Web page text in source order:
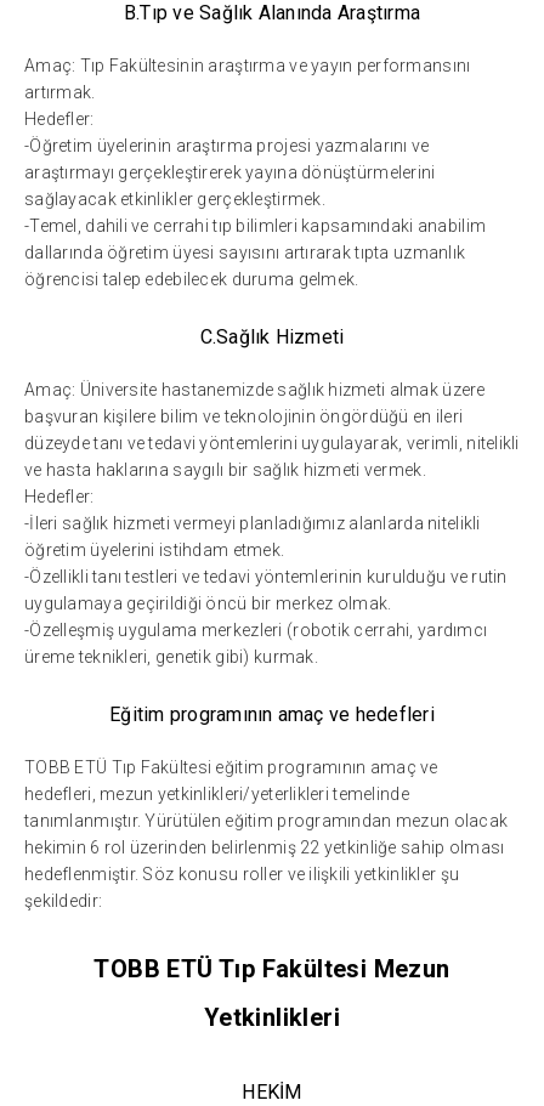
B.Tıp ve Sağlık Alanında Araştırma
Amaç: Tıp Fakültesinin araştırma ve yayın performansını
artırmak.
Hedefler:
-Öğretim üyelerinin araştırma projesi yazmalarını ve
araştırmayı gerçekleştirerek yayına dönüştürmelerini
sağlayacak etkinlikler gerçekleştirmek.
-Temel, dahili ve cerrahi tıp bilimleri kapsamındaki anabilim
dallarında öğretim üyesi sayısını artırarak tıpta uzmanlık
öğrencisi talep edebilecek duruma gelmek.
C.Sağlık Hizmeti
Amaç: Üniversite hastanemizde sağlık hizmeti almak üzere
başvuran kişilere bilim ve teknolojinin öngördüğü en ileri
düzeyde tanı ve tedavi yöntemlerini uygulayarak, verimli, nitelikli
ve hasta haklarına saygılı bir sağlık hizmeti vermek.
Hedefler:
-İleri sağlık hizmeti vermeyi planladığımız alanlarda nitelikli
öğretim üyelerini istihdam etmek.
-Özellikli tanı testleri ve tedavi yöntemlerinin kurulduğu ve rutin
uygulamaya geçirildiği öncü bir merkez olmak.
-Özelleşmiş uygulama merkezleri (robotik cerrahi, yardımcı
üreme teknikleri, genetik gibi) kurmak.
Eğitim programının amaç ve hedefleri
TOBB ETÜ Tıp Fakültesi eğitim programının amaç ve
hedefleri, mezun yetkinlikleri/yeterlikleri temelinde
tanımlanmıştır. Yürütülen eğitim programından mezun olacak
hekimin 6 rol üzerinden belirlenmiş 22 yetkinliğe sahip olması
hedeflenmiştir. Söz konusu roller ve ilişkili yetkinlikler şu
şekildedir:
TOBB ETÜ Tıp Fakültesi Mezun
Yetkinlikleri
HEKİM